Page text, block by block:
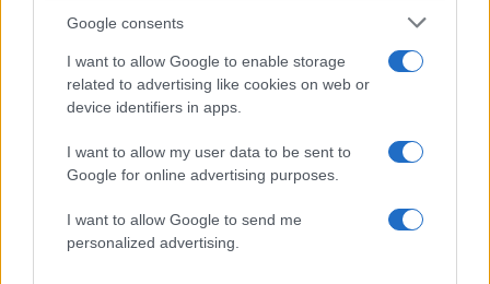
Google consents
I want to allow Google to enable storage
related to advertising like cookies on web or
device identifiers in apps.
I want to allow my user data to be sent to
Google for online advertising purposes.
I want to allow Google to send me
personalized advertising.
Όροι Χρήσης
. Το site προστατεύεται από reCAPTCHA, ισχύουν
Πολιτική